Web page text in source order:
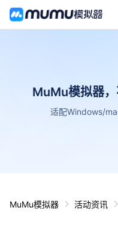
MuMu模拟器，
适配Windows/
MuMu模拟器 活动资讯